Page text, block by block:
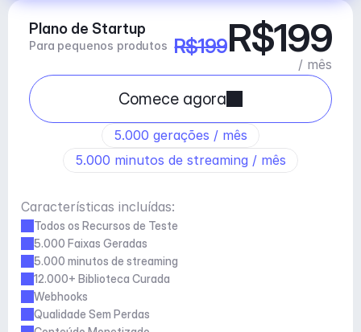
Plano de Startup
Para pequenos produtos R$199R$199
/ mês
Comece agora
5.000 gerações / mês
5.000 minutos de streaming / mês
Características incluídas:
Todos os Recursos de Teste
5.000 Faixas Geradas
5.000 minutos de streaming
12.000+ Biblioteca Curada
Webhooks
Qualidade Sem Perdas